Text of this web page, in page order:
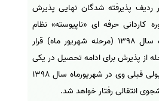
ردیف پذیرفته شدگان نهایی پذیرش
کاردانی حرفه ای «ناپیوسته» نظام
آموزش مهارتی مهر ماه سال 1398 (مرحله شهریور ماه) قرار
از پذیرش برای ادامه تحصیل در یکی
از مراکز ثبت نام کند، قبولی قبلی وی در شهریورماه سال 1398
انتقالی رفتار خواهد شد.